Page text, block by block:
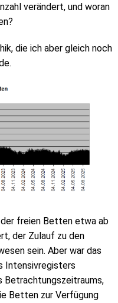
verändert, und woran
die ich aber gleich noch
der freien Betten etwa ab
der Zulauf zu den
sein. Aber war das
Intensivregisters
Betrachtungszeitraums,
Betten zur Verfügung